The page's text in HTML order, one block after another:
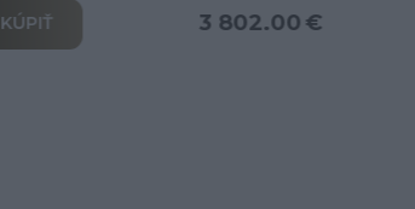
KÚPIŤ od 6 039.00 €